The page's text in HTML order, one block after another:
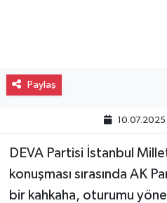
Paylaş
DEVA Partisi İstanbul
konuşması sırasında AK
bir kahkaha, oturumu